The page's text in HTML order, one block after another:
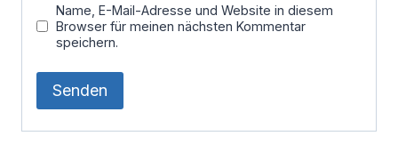
Name, E-Mail-Adresse und Website in diesem
Browser für meinen nächsten Kommentar
speichern.